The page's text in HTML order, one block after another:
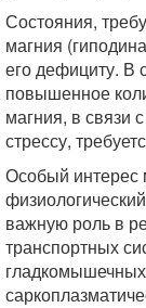
Состояния,
магния
его дефициту. В
повышенное
магния, в связи
стрессу,
Особый интерес
важную роль в
транспортных
гладкомышечных